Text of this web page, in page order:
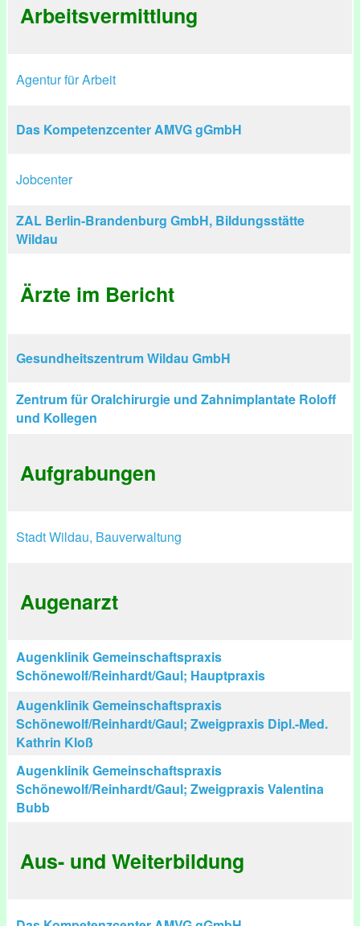
Arbeitsvermittlung
Agentur für Arbeit
Das Kompetenzcenter AMVG gGmbH
Jobcenter
ZAL Berlin-Brandenburg GmbH, Bildungsstätte
Wildau
Ärzte im Bericht
Gesundheitszentrum Wildau GmbH
Zentrum für Oralchirurgie und Zahnimplantate Roloff
und Kollegen
Aufgrabungen
Stadt Wildau, Bauverwaltung
Augenarzt
Augenklinik Gemeinschaftspraxis
Schönewolf/Reinhardt/Gaul; Hauptpraxis
Augenklinik Gemeinschaftspraxis
Schönewolf/Reinhardt/Gaul; Zweigpraxis Dipl.-Med.
Kathrin Kloß
Augenklinik Gemeinschaftspraxis
Schönewolf/Reinhardt/Gaul; Zweigpraxis Valentina
Bubb
Aus- und Weiterbildung